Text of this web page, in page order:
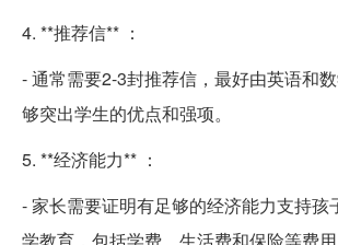
4. **推荐信** ：
- 通常需要2-3封推荐信，最好由英语和
够突出学生的优点和强项。
5. **经济能力** ：
- 家长需要证明有足够的经济能力支持孩
学教育，包括学费、生活费和保险等费用